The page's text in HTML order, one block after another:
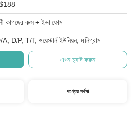
কাগজের বাক্স + ইভা ফোম
D/P, T/T, ওয়েস্টার্ন ইউনিয়ন, মানিগ্রাম
এখন চ্যাট করুন
পণ্যের বর্ণনা